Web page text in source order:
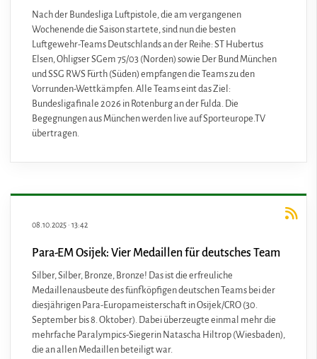
Nach der Bundesliga Luftpistole, die am vergangenen
Wochenende die Saison startete, sind nun die besten
Luftgewehr-Teams Deutschlands an der Reihe: ST Hubertus
Elsen, Ohligser SGem 75/03 (Norden) sowie Der Bund München
und SSG RWS Fürth (Süden) empfangen die Teams zu den
Vorrunden-Wettkämpfen. Alle Teams eint das Ziel:
Bundesligafinale 2026 in Rotenburg an der Fulda. Die
Begegnungen aus München werden live auf Sporteurope.TV
übertragen.
08.10.2025 · 13:42
Para-EM Osijek: Vier Medaillen für deutsches Team
Silber, Silber, Bronze, Bronze! Das ist die erfreuliche
Medaillenausbeute des fünfköpfigen deutschen Teams bei der
diesjährigen Para-Europameisterschaft in Osijek/CRO (30.
September bis 8. Oktober). Dabei überzeugte einmal mehr die
mehrfache Paralympics-Siegerin Natascha Hiltrop (Wiesbaden),
die an allen Medaillen beteiligt war.